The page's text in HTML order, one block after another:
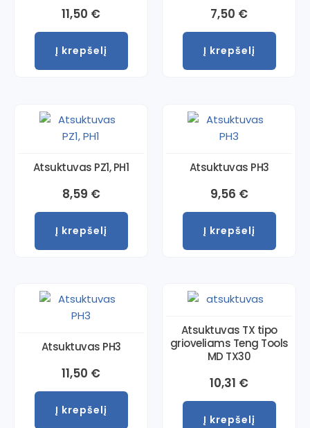
11,50 €
Į krepšelį
7,50 €
Į krepšelį
Atsuktuvas PZ1, PH1
8,59 €
Į krepšelį
Atsuktuvas PH3
9,56 €
Į krepšelį
Atsuktuvas PH3
11,50 €
Į krepšelį
Atsuktuvas TX tipo
grioveliams Teng Tools
MD TX30
10,31 €
Į krepšelį